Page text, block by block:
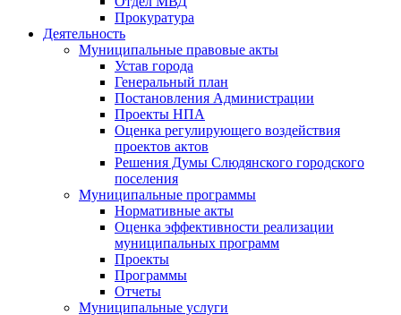
Прокуратура
Деятельность
Муниципальные правовые акты
Устав города
Генеральный план
Постановления Администрации
Проекты НПА
Оценка регулирующего воздействия
проектов актов
Решения Думы Слюдянского городского
поселения
Муниципальные программы
Нормативные акты
Оценка эффективности реализации
муниципальных программ
Проекты
Программы
Отчеты
Муниципальные услуги